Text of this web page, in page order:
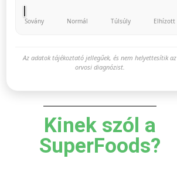
Sovány Normál Túlsúly Elhízott
Az adatok tájékoztató jellegűek, és nem helyettesítik az
orvosi diagnózist.
Kinek szól a
SuperFoods?